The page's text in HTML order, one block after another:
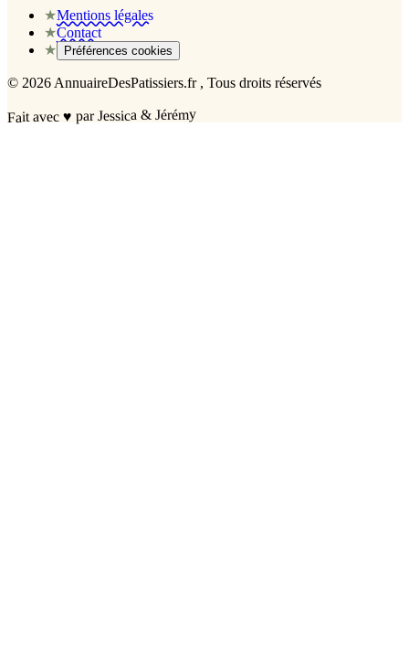
★Mentions légales
★Contact
★
Préférences cookies
© 2026 AnnuaireDesPatissiers.fr , Tous droits réservés
Fait avec♥ par Jessica & Jérémy